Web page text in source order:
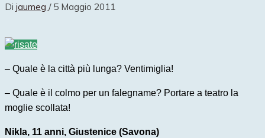
Di jaumeg / 5 Maggio 2011
– Quale è la città più lunga? Ventimiglia!
– Quale è il colmo per un falegname? Portare a teatro la
moglie scollata!
Nikla, 11 anni, Giustenice (Savona)